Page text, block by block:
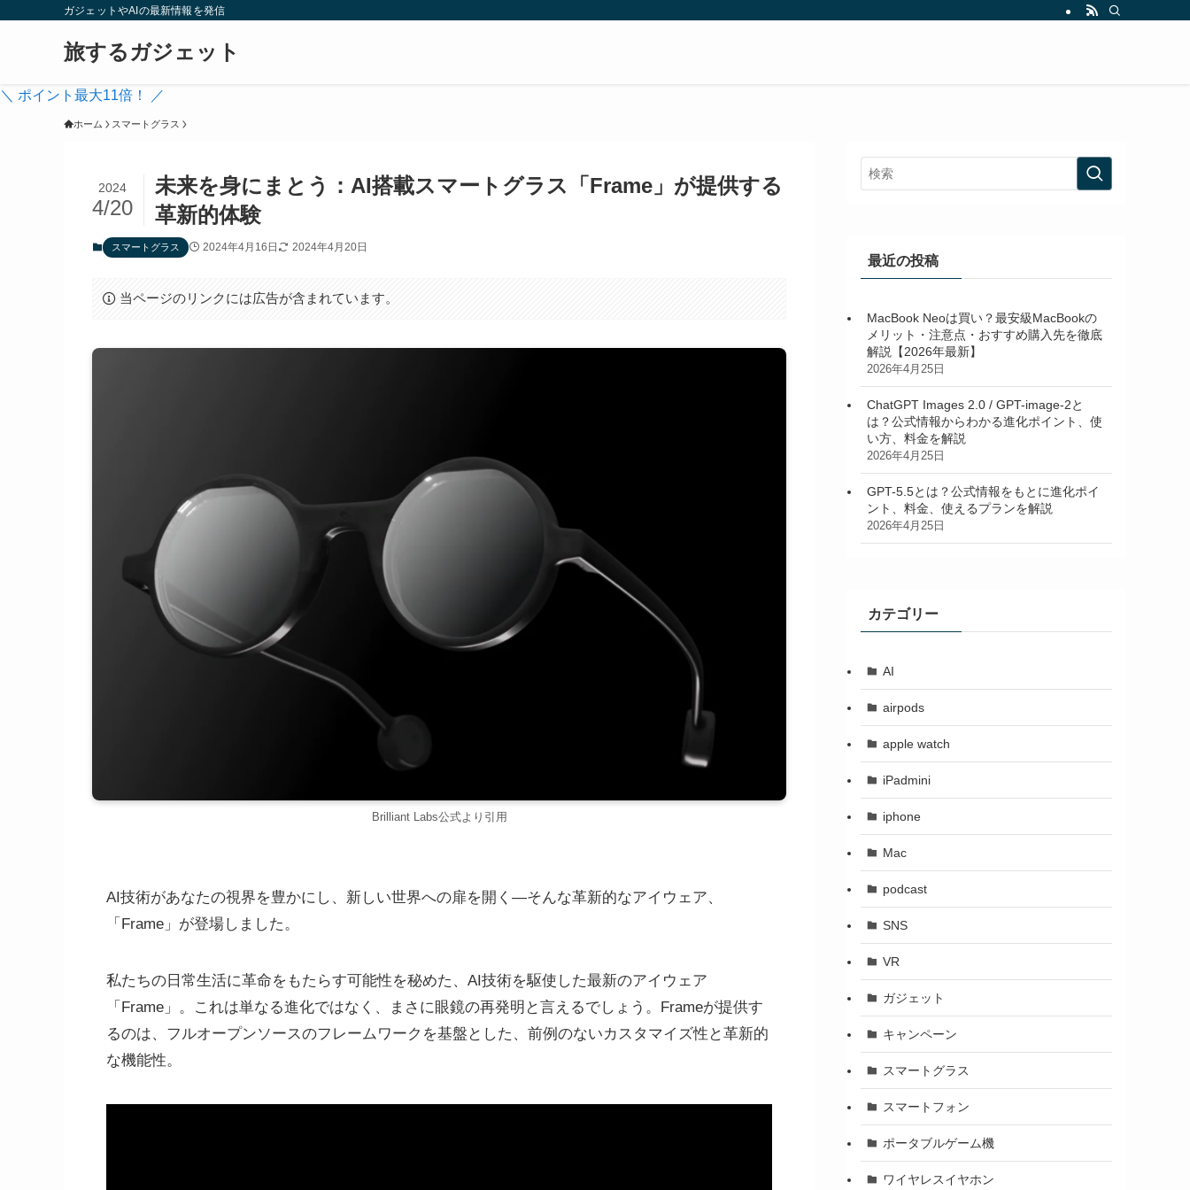
ガジェットやAIの最新情報を発信
旅するガジェット
＼ ポイント最大11倍！ ／
ホーム スマートグラス
未来を身にまとう：AI搭載スマートグラス「Frame」が提供する
革新的体験
2024
4/20
スマートグラス 2024年4月16日 2024年4月20日
当ページのリンクには広告が含まれています。
Brilliant Labs公式より引用
AI技術があなたの視界を豊かにし、新しい世界への扉を開く―そんな革新的なアイウェア、
「Frame」が登場しました。
私たちの日常生活に革命をもたらす可能性を秘めた、AI技術を駆使した最新のアイウェア
「Frame」。これは単なる進化ではなく、まさに眼鏡の再発明と言えるでしょう。Frameが提供す
るのは、フルオープンソースのフレームワークを基盤とした、前例のないカスタマイズ性と革新的
な機能性。
最近の投稿
MacBook Neoは買い？最安級MacBookの
メリット・注意点・おすすめ購入先を徹底
解説【2026年最新】
2026年4月25日
ChatGPT Images 2.0 / GPT-image-2と
は？公式情報からわかる進化ポイント、使
い方、料金を解説
2026年4月25日
GPT-5.5とは？公式情報をもとに進化ポイ
ント、料金、使えるプランを解説
2026年4月25日
カテゴリー
AI
airpods
apple watch
iPadmini
iphone
Mac
podcast
SNS
VR
ガジェット
キャンペーン
スマートグラス
スマートフォン
ポータブルゲーム機
ワイヤレスイヤホン